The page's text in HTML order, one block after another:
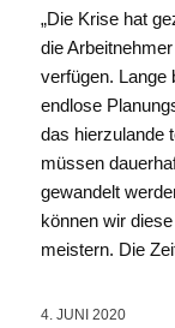
„Die Krise hat
die
verfügen. Lange
endlose
das hierzulande
müssen
gewandelt
können wir
meistern. Die
4. JUNI 2020